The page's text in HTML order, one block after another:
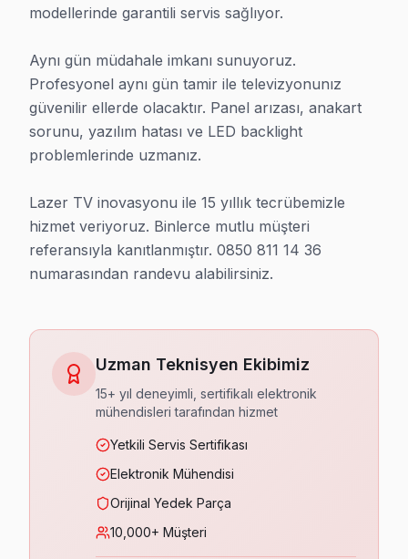
modellerinde garantili servis sağlıyor.
Aynı gün müdahale imkanı sunuyoruz.
Profesyonel aynı gün tamir ile televizyonunız
güvenilir ellerde olacaktır. Panel arızası, anakart
sorunu, yazılım hatası ve LED backlight
problemlerinde uzmanız.
Lazer TV inovasyonu ile 15 yıllık tecrübemizle
hizmet veriyoruz. Binlerce mutlu müşteri
referansıyla kanıtlanmıştır. 0850 811 14 36
numarasından randevu alabilirsiniz.
Uzman Teknisyen Ekibimiz
15+ yıl deneyimli, sertifikalı elektronik
mühendisleri tarafından hizmet
Yetkili Servis Sertifikası
Elektronik Mühendisi
Orijinal Yedek Parça
10,000+ Müşteri